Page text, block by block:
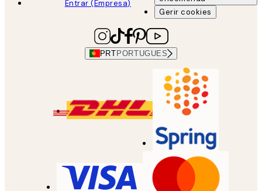
Entrar (Empresa)
Gerir cookies
PRT PORTUGUES